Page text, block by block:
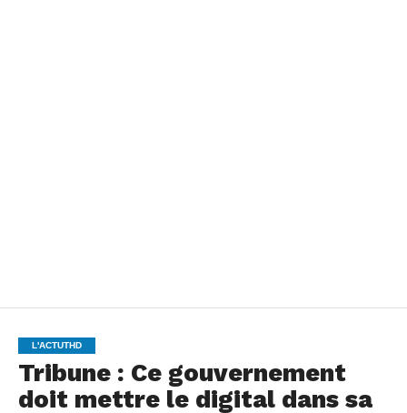
L'ACTUTHD
Tribune : Ce gouvernement
doit mettre le digital dans sa